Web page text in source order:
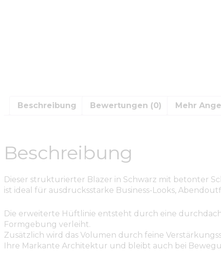
Beschreibung Bewertungen (0) Mehr
Beschreibung
Dieser strukturierter Blazer in Schwarz mit betonter
ist ideal für ausdrucksstarke Business-Looks,
Die erweiterte Hüftlinie entsteht durch eine
Formgebung verleiht.
Zusätzlich wird das Volumen durch feine
Ihre Markante Architektur und bleibt auch bei